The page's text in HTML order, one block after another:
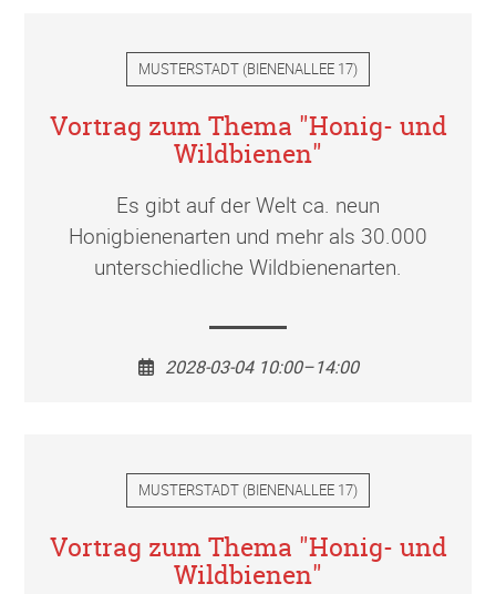
MUSTERSTADT (BIENENALLEE 17)
Vortrag zum Thema "Honig- und
Wildbienen"
Es gibt auf der Welt ca. neun
Honigbienenarten und mehr als 30.000
unterschiedliche Wildbienenarten.
2028-03-04 10:00–14:00
MUSTERSTADT (BIENENALLEE 17)
Vortrag zum Thema "Honig- und
Wildbienen"